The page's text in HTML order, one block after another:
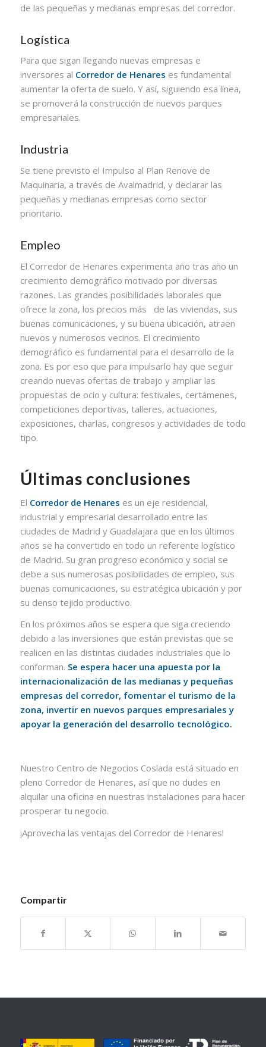
de las pequeñas y medianas empresas del corredor.
Logística
Para que sigan llegando nuevas empresas e
inversores al Corredor de Henares es fundamental
aumentar la oferta de suelo. Y así, siguiendo esa línea,
se promoverá la construcción de nuevos parques
empresariales.
Industria
Se tiene previsto el Impulso al Plan Renove de
Maquinaria, a través de Avalmadrid, y declarar las
pequeñas y medianas empresas como sector
prioritario.
Empleo
El Corredor de Henares experimenta año tras año un
crecimiento demográfico motivado por diversas
razones. Las grandes posibilidades laborales que
ofrece la zona, los precios más de las viviendas, sus
buenas comunicaciones, y su buena ubicación, atraen
nuevos y numerosos vecinos. El crecimiento
demográfico es fundamental para el desarrollo de la
zona. Es por eso que para impulsarlo hay que seguir
creando nuevas ofertas de trabajo y ampliar las
propuestas de ocio y cultura: festivales, certámenes,
competiciones deportivas, talleres, actuaciones,
exposiciones, charlas, congresos y actividades de todo
tipo.
Últimas conclusiones
El Corredor de Henares es un eje residencial,
industrial y empresarial desarrollado entre las
ciudades de Madrid y Guadalajara que en los últimos
años se ha convertido en todo un referente logístico
de Madrid. Su gran progreso económico y social se
debe a sus numerosas posibilidades de empleo, sus
buenas comunicaciones, su estratégica ubicación y por
su denso tejido productivo.
En los próximos años se espera que siga creciendo
debido a las inversiones que están previstas que se
realicen en las distintas ciudades industriales que lo
conforman. Se espera hacer una apuesta por la
internacionalización de las medianas y pequeñas
empresas del corredor, fomentar el turismo de la
zona, invertir en nuevos parques empresariales y
apoyar la generación del desarrollo tecnológico.
Nuestro Centro de Negocios Coslada está situado en
pleno Corredor de Henares, así que no dudes en
alquilar una oficina en nuestras instalaciones para hacer
prosperar tu negocio.
¡Aprovecha las ventajas del Corredor de Henares!
Compartir